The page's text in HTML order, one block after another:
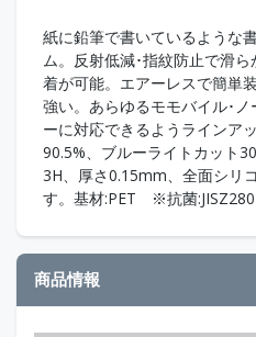
紙に鉛筆で書いているような
ム。反射低減･指紋防止で滑
着が可能。エアーレスで簡単
強い。あらゆるモモバイル･
ーに対応できるようラインア
90.5%、ブルーライトカット
3H、厚さ0.15mm、全面シリ
す。基材:PET ※抗菌
商品情報